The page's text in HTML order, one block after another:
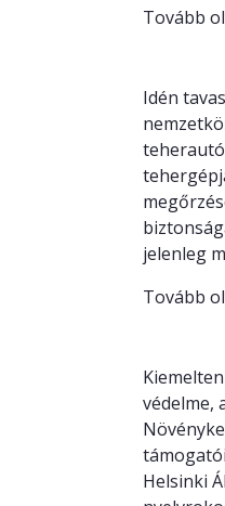
Tovább
Idén
jelenleg
Tovább
védelme,
Helsinki